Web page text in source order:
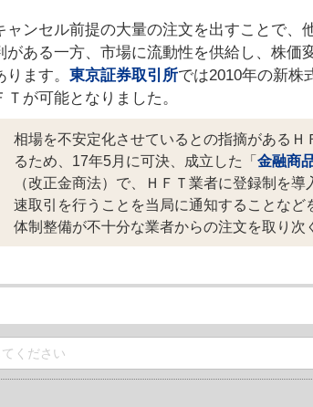
ャンセル前提の大量の注文を出すことで、
がある一方、市場に流動性を供給し、株価
ます。 東京証券取引所では2010年の新株
Ｔが可能となりました。
相場を不安定化させているとの指摘がある
るため、17年5月に可決、成立した「金融商
（改正金商法）で、ＨＦＴ業者に登録制を
速取引を行うことを当局に通知することな
体制整備が不十分な業者からの注文を取り次